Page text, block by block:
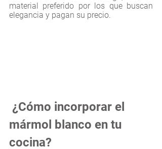
material preferido por los que buscan
elegancia y pagan su precio.
mármol blanco en tu
cocina?